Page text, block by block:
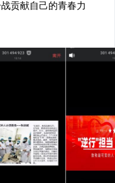
贡献自己的青春力